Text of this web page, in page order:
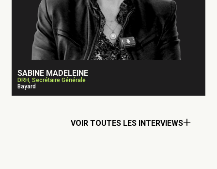
SABINE MADELEINE
DRH, Secrétaire Générale
Bayard
VOIR TOUTES LES INTERVIEWS